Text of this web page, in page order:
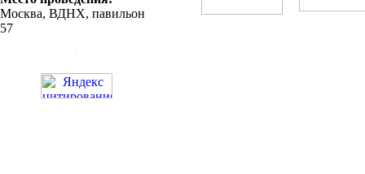
Москва, ВДНХ, павильон
57